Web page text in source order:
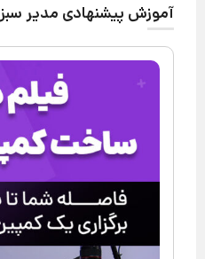
آموزش پیشنهادی مدیر سبز